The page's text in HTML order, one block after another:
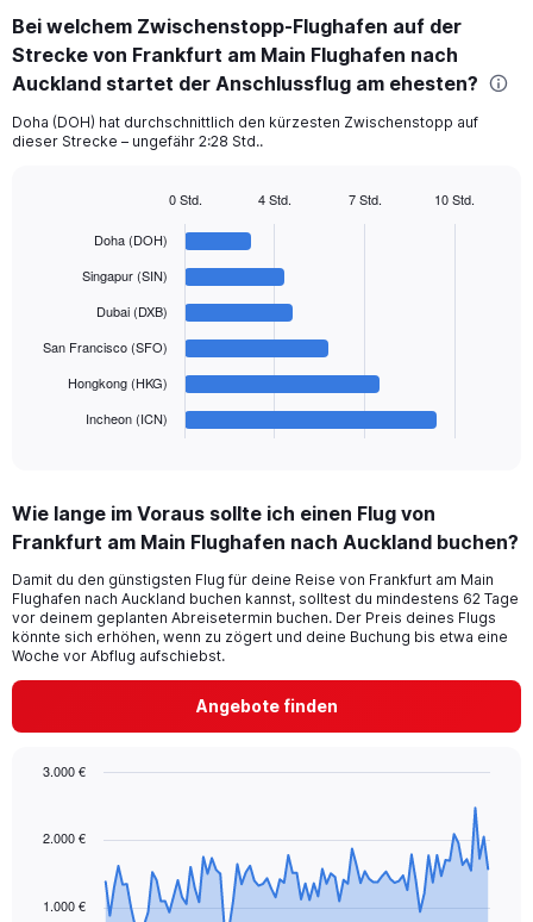
Range:
6
categories.
chart
has
displaying
Range:
2400.
Bei welchem Zwischenstopp-Flughafen auf der
Strecke von Frankfurt am Main Flughafen nach
Auckland startet der Anschlussflug am ehesten?
Doha (DOH) hat durchschnittlich den kürzesten Zwischenstopp auf
dieser Strecke – ungefähr 2:28 Std..
The
Range:
6
The
chart
has
1
Y
Range:
600.
Doha (DOH)
Singapur (SIN)
Dubai (DXB)
San Francisco (SFO)
Hongkong (HKG)
Incheon (ICN)
0 Std. 4 Std. 7 Std. 10 Std.
Wie lange im Voraus sollte ich einen Flug von
Frankfurt am Main Flughafen nach Auckland buchen?
Damit du den günstigsten Flug für deine Reise von Frankfurt am Main
Flughafen nach Auckland buchen kannst, solltest du mindestens 62 Tage
vor deinem geplanten Abreisetermin buchen. Der Preis deines Flugs
könnte sich erhöhen, wenn zu zögert und deine Buchung bis etwa eine
Woche vor Abflug aufschiebst.
Angebote finden
91
1.000 €
2.000 €
3.000 €